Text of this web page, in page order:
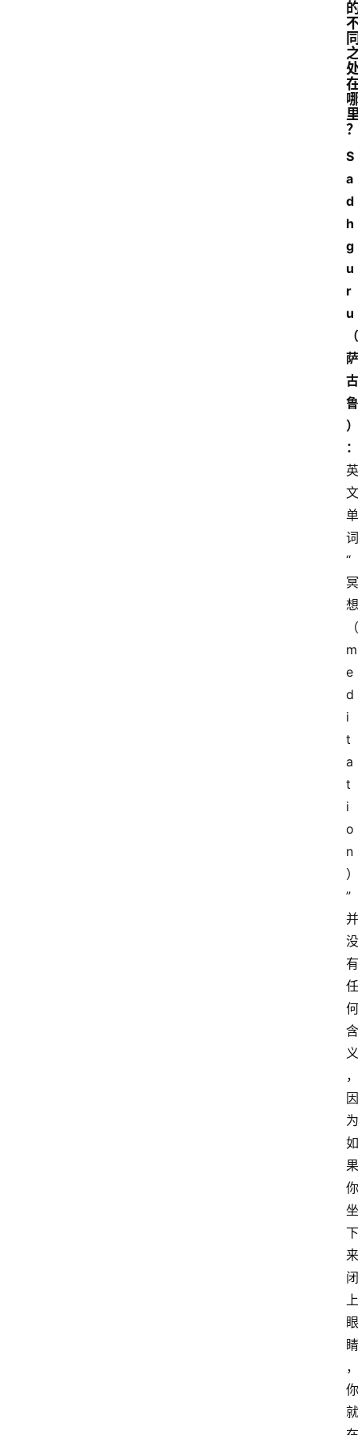
S
a
d
h
g
u
r
u
（
萨
古
鲁
）
：
英
文
单
词
“
冥
想
（
m
e
d
i
t
a
t
i
o
n
）
”
并
没
有
任
何
含
义
，
因
为
如
果
你
坐
下
来
闭
上
眼
睛
，
你
就